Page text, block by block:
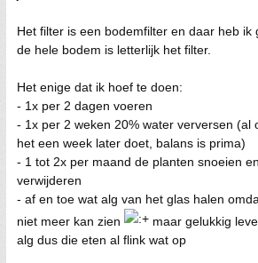
Het filter is een bodemfilter en daar heb ik
de hele bodem is letterlijk het filter.
Het enige dat ik hoef te doen:
- 1x per 2 dagen voeren
- 1x per 2 weken 20% water verversen (al
het een week later doet, balans is prima)
- 1 tot 2x per maand de planten snoeien
verwijderen
- af en toe wat alg van het glas halen
niet meer kan zien
maar gelukkig
alg dus die eten al flink wat op